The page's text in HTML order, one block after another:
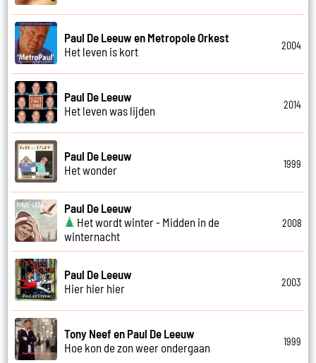
Paul De Leeuw en Metropole Orkest
Het leven is kort
2004
Paul De Leeuw
Het leven was lijden
2014
Paul De Leeuw
Het wonder
1999
Paul De Leeuw
Het wordt winter - Midden in de
winternacht
2008
Paul De Leeuw
Hier hier hier
2003
Tony Neef en Paul De Leeuw
Hoe kon de zon weer ondergaan
1999